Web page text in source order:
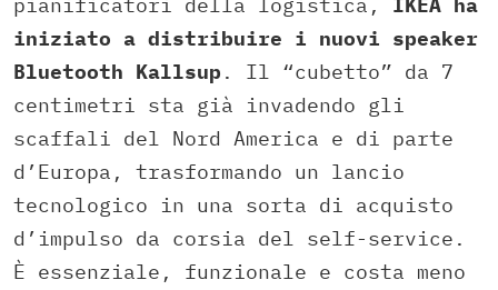
iniziato a distribuire i nuovi speaker
Bluetooth Kallsup . Il “cubetto” da 7
centimetri sta già invadendo gli
scaffali del Nord America e di parte
d’Europa, trasformando un lancio
tecnologico in una sorta di acquisto
d’impulso da corsia del self-service.
È essenziale, funzionale e costa meno